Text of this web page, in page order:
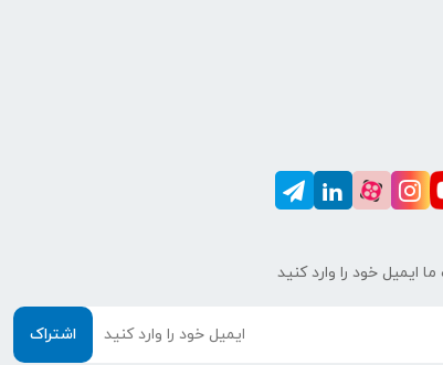
ایمیل خود را وارد کنید
اشتراک